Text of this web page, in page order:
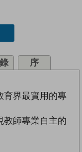
序
界最實用的專
師專業自主的